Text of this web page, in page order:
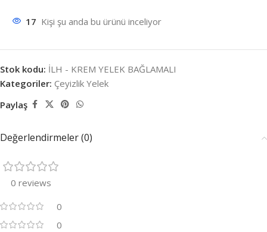
17 Kişi şu anda bu ürünü inceliyor
Stok kodu: İLH - KREM YELEK BAĞLAMALI
Kategoriler: Çeyizlik Yelek
Paylaş
Değerlendirmeler (0)
0 reviews
0
0